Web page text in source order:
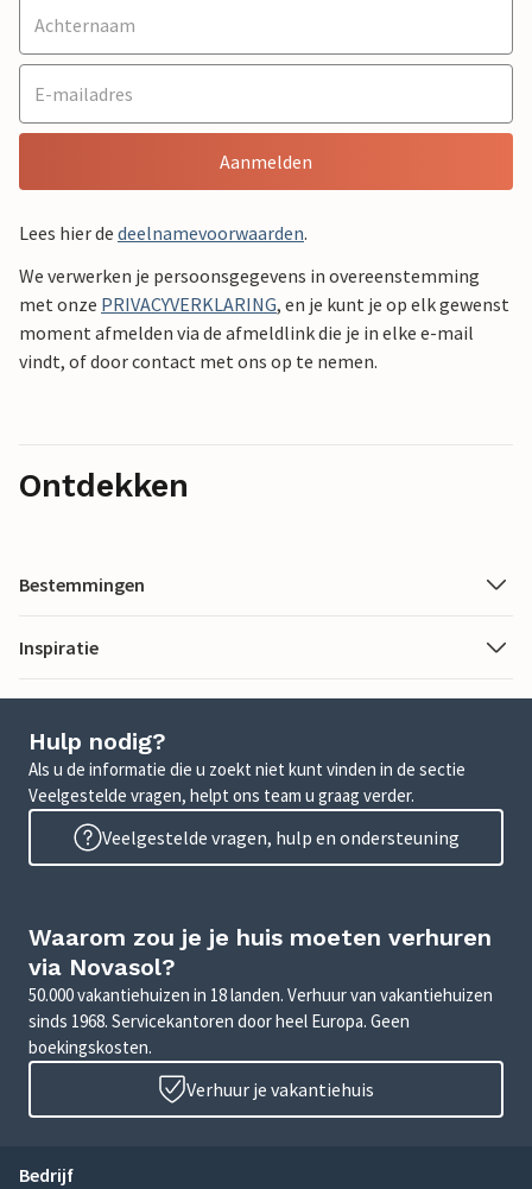
Aanmelden
Lees hier de deelnamevoorwaarden.
We verwerken je persoonsgegevens in overeenstemming
met onze PRIVACYVERKLARING, en je kunt je op elk gewenst
moment afmelden via de afmeldlink die je in elke e-mail
vindt, of door contact met ons op te nemen.
Ontdekken
Bestemmingen
Inspiratie
Hulp nodig?
Als u de informatie die u zoekt niet kunt vinden in de sectie
Veelgestelde vragen, helpt ons team u graag verder.
Veelgestelde vragen, hulp en ondersteuning
Waarom zou je je huis moeten verhuren
via Novasol?
50.000 vakantiehuizen in 18 landen. Verhuur van vakantiehuizen
sinds 1968. Servicekantoren door heel Europa. Geen
boekingskosten.
Verhuur je vakantiehuis
Bedrijf